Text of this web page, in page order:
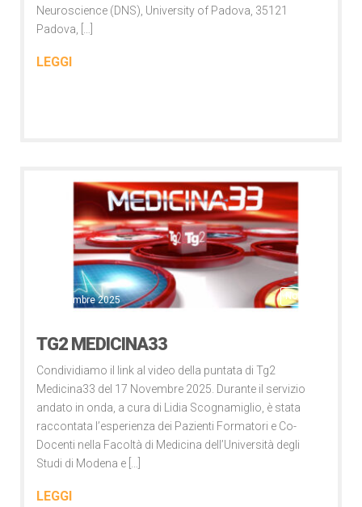
Neuroscience (DNS), University of Padova, 35121
Padova, […]
LEGGI
Notizie
17 Novembre 2025
TG2 MEDICINA33
Condividiamo il link al video della puntata di Tg2
Medicina33 del 17 Novembre 2025. Durante il servizio
andato in onda, a cura di Lidia Scognamiglio, è stata
raccontata l’esperienza dei Pazienti Formatori e Co-
Docenti nella Facoltà di Medicina dell’Università degli
Studi di Modena e […]
LEGGI